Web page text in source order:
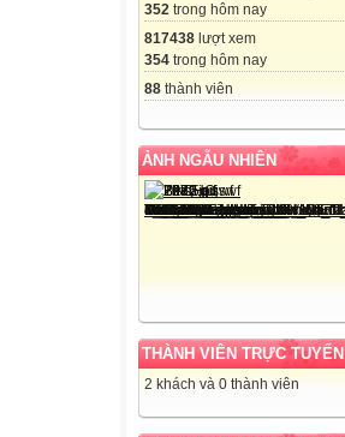
352 trong hôm nay
817438 lượt xem
354 trong hôm nay
88 thành viên
ẢNH NGẪU NHIÊN
THÀNH VIÊN TRỰC TUYẾN
2 khách và 0 thành viên